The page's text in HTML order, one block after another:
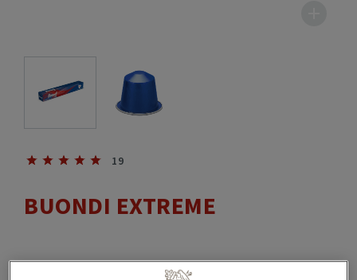
19
BUONDI EXTREME